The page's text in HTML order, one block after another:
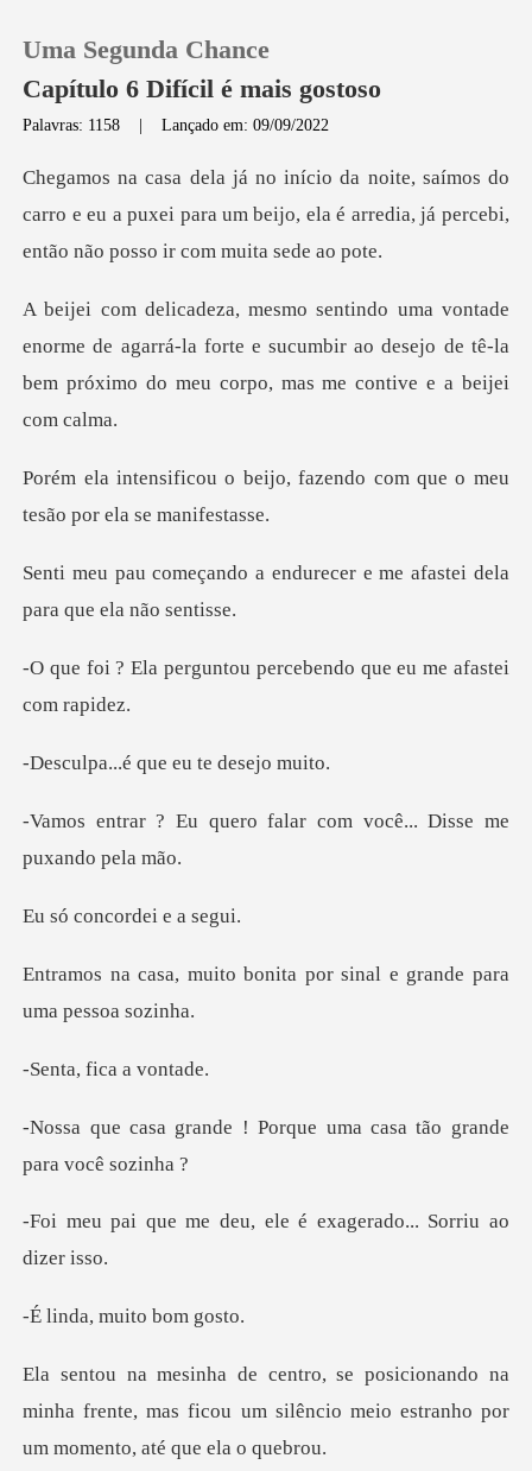
0
Loja
Histórico
Sair
Uma Segunda Chance
Capítulo 6 Difícil é mais gostoso
Palavras: 1158 |Lançado em: 09/09/2022
do
carro e eu a puxei para um beijo, ela é arredia,
me de agarrá-la forte e sucumbir ao desejo de tê-la
bem
jo, fazendo com que o meu
te
endurecer e me afastei del
ntou percebendo que eu
é que eu te
o falar com você... Dis
ncordei
bonita por sinal e grand
fica a
! Porque uma casa tão g
eu, ele é exagerado..
, muito
do na
minha frente, mas ficou um silêncio meio